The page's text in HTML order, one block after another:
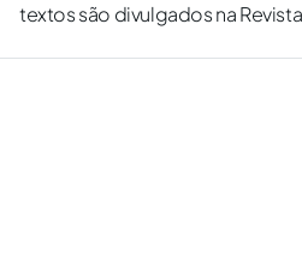
textos são divulgados na